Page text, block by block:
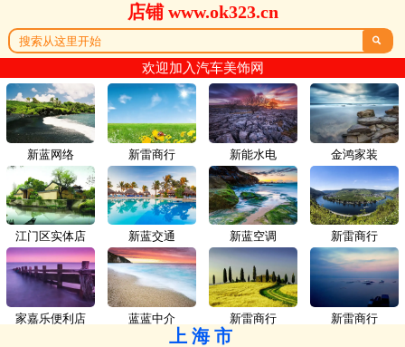
店铺 www.ok323.cn

欢迎加入汽车美饰网
新蓝网络 新雷商行
江门区实体店 新蓝交通
家嘉乐便利店 蓝蓝中介
新能水电 金鸿家装
新蓝空调 新雷商行
新雷商行 新雷商行
上海市